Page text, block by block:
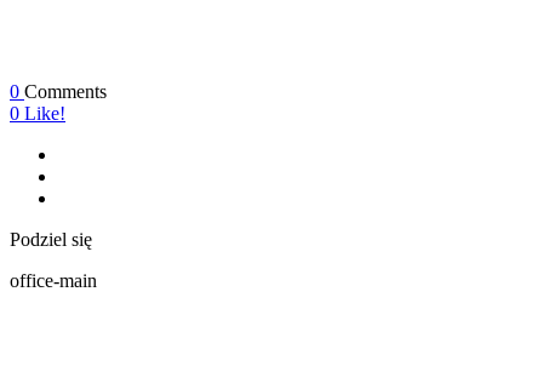
0 Comments
0 Like!
Podziel się
office-main